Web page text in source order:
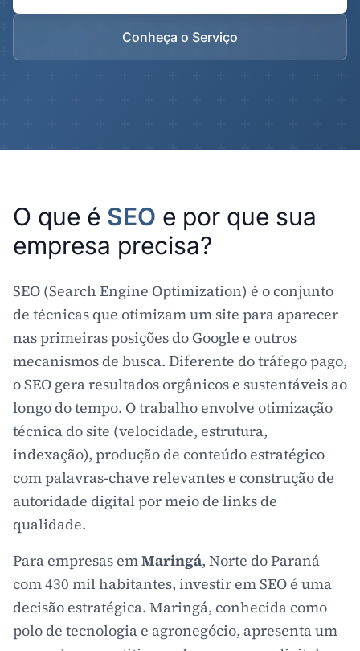
Conheça o Serviço
O que é SEO e por que sua
empresa precisa?
SEO (Search Engine Optimization) é o conjunto
de técnicas que otimizam um site para aparecer
nas primeiras posições do Google e outros
mecanismos de busca. Diferente do tráfego pago,
o SEO gera resultados orgânicos e sustentáveis ao
longo do tempo. O trabalho envolve otimização
técnica do site (velocidade, estrutura,
indexação), produção de conteúdo estratégico
com palavras-chave relevantes e construção de
autoridade digital por meio de links de
qualidade.
Para empresas emMaringá, Norte do Paraná
com 430 mil habitantes, investir em SEO é uma
decisão estratégica. Maringá, conhecida como
polo de tecnologia e agronegócio, apresenta um